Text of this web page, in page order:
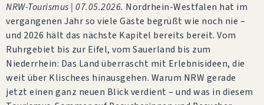
NRW-Tourismus | 07.05.2026. Nordrhein-Westfalen hat im
vergangenen Jahr so viele Gäste begrüßt wie noch nie –
und 2026 hält das nächste Kapitel bereits bereit. Vom
Ruhrgebiet bis zur Eifel, vom Sauerland bis zum
Niederrhein: Das Land überrascht mit Erlebnisideen, die
weit über Klischees hinausgehen. Warum NRW gerade
jetzt einen ganz neuen Blick verdient – und was in diesem